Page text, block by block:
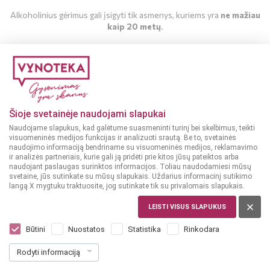
Šioje svetainėje naudojami slapukai
Naudojame slapukus, kad galėtume suasmeninti turinį bei skelbimus, teikti
visuomeninės medijos funkcijas ir analizuoti srautą. Be to, svetainės
naudojimo informaciją bendriname su visuomeninės medijos, reklamavimo
ir analizės partneriais, kurie gali ją pridėti prie kitos jūsų pateiktos arba
naudojant paslaugas surinktos informacijos. Toliau naudodamiesi mūsų
svetaine, jūs sutinkate su mūsų slapukais. Uždarius informacinį sutikimo
langą X mygtuku traktuosite, jog sutinkate tik su privalomais slapukais.
LEISTI VISUS SLAPUKUS
Būtini Nuostatos Statistika Rinkodara
Rodyti informaciją
Alkoholinius gėrimus gali įsigyti tik asmenys, kuriems yra ne mažiau
kaip 20 metų.
Dar nėra balsų, galite įvertinti
2999€ 42.84 € / L